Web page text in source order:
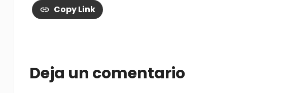
Copy Link
Deja un comentario